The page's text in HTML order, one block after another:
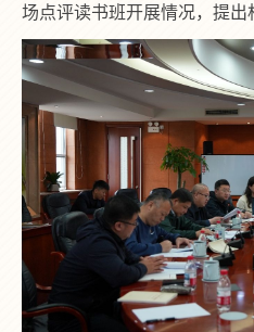
场点评读书班开展情况，提出